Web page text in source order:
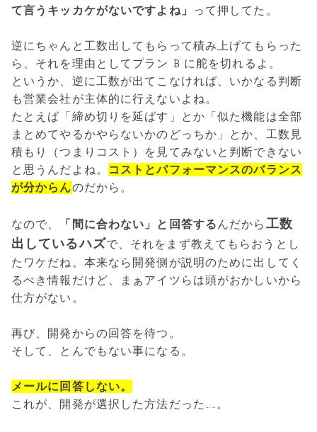
て言うキッカケがないですよね」
って押してた。
逆にちゃんと工数出してもらって積み上げてもらった
ら、それを理由としてプラン B に舵を切れるよ。
というか、逆に工数が出てこなければ、いかなる判断
も営業会社が主体的に行えないよね。
たとえば「締め切りを延ばす」とか「似た機能は全部
まとめてやるかやらないかのどっちか」とか、工数見
積もり（つまりコスト）を見てみないと判断できない
と思うんだよね。
コストとパフォーマンスのバランス
が分からんのだから。
なので、 「間に合わない」と回答する んだから 工数
出しているハズで、それをまず教えてもらおうとし
たワケだね。本来なら開発側が説明のために出してく
るべき情報だけど、まぁアイツらは頭がおかしいから
仕方がない。
再び、開発からの回答を待つ。
そして、とんでもない事になる。
メールに回答しない。
これが、開発が選択した方法だった……。